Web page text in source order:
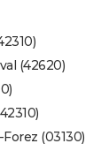
(42620)
(03130)